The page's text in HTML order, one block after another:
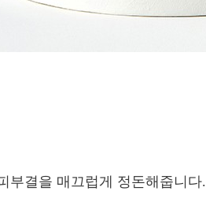
부결을 매끄럽게 정돈해줍니다.